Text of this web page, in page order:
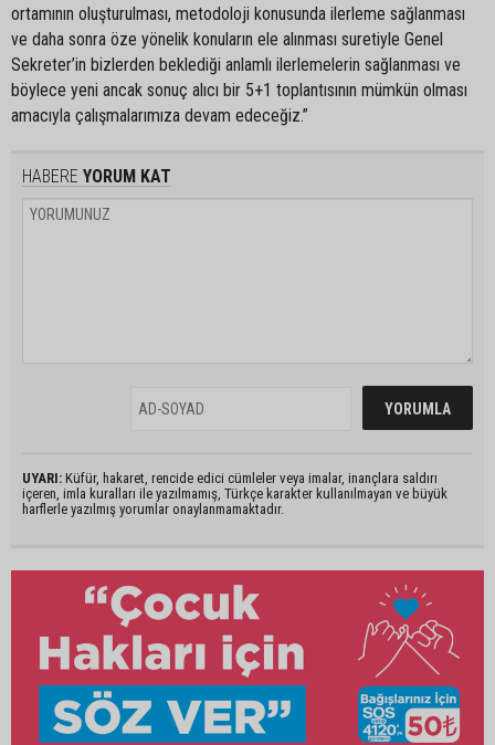
ortamının oluşturulması, metodoloji konusunda ilerleme sağlanması
ve daha sonra öze yönelik konuların ele alınması suretiyle Genel
Sekreter’in bizlerden beklediği anlamlı ilerlemelerin sağlanması ve
böylece yeni ancak sonuç alıcı bir 5+1 toplantısının mümkün olması
amacıyla çalışmalarımıza devam edeceğiz.”
HABERE YORUM KAT
UYARI: Küfür, hakaret, rencide edici cümleler veya imalar, inançlara saldırı
içeren, imla kuralları ile yazılmamış, Türkçe karakter kullanılmayan ve büyük
harflerle yazılmış yorumlar onaylanmamaktadır.